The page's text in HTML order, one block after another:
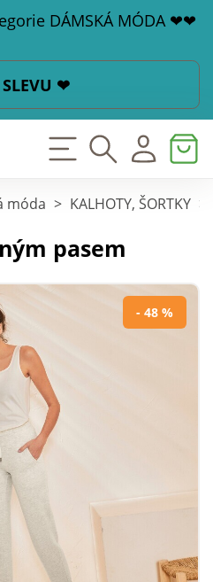
DÁMSKÁ MÓDA ❤❤
SLEVU ❤
móda > KALHOTY, ŠORTKY >
pasem
- 48 %